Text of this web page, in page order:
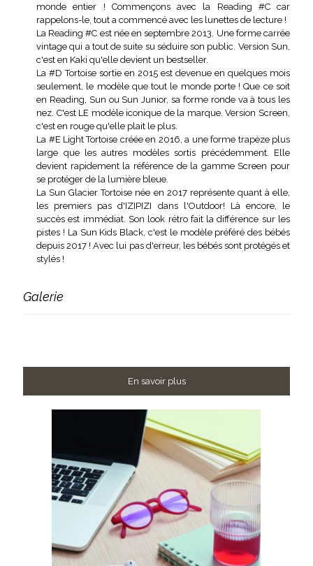
monde entier ! Commençons avec la Reading #C car
rappelons-le, tout a commencé avec les lunettes de lecture !
La Reading #C est née en septembre 2013. Une forme carrée
vintage qui a tout de suite su séduire son public. Version Sun,
c'est en Kaki qu'elle devient un bestseller.
La #D Tortoise sortie en 2015 est devenue en quelques mois
seulement, le modèle que tout le monde porte ! Que ce soit
en Reading, Sun ou Sun Junior, sa forme ronde va à tous les
nez. C'est LE modèle iconique de la marque. Version Screen,
c'est en rouge qu'elle plait le plus.
La #E Light Tortoise créée en 2016, a une forme trapèze plus
large que les autres modèles sortis précédemment. Elle
devient rapidement la référence de la gamme Screen pour
se protéger de la lumière bleue.
La Sun Glacier Tortoise née en 2017 représente quant à elle,
les premiers pas d'IZIPIZI dans l'Outdoor! Là encore, le
succès est immédiat. Son look rétro fait la différence sur les
pistes ! La Sun Kids Black, c'est le modèle préféré des bébés
depuis 2017 ! Avec lui pas d'erreur, les bébés sont protégés et
stylés !
Galerie
En savoir plus